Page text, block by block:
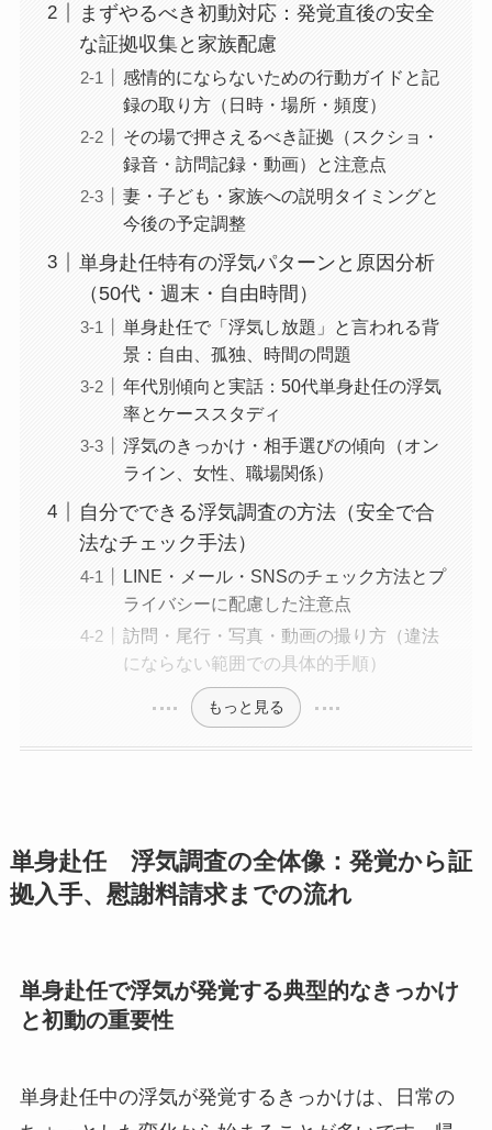
まずやるべき初動対応：発覚直後の安全
な証拠収集と家族配慮
感情的にならないための行動ガイドと記
録の取り方（日時・場所・頻度）
その場で押さえるべき証拠（スクショ・
録音・訪問記録・動画）と注意点
妻・子ども・家族への説明タイミングと
今後の予定調整
単身赴任特有の浮気パターンと原因分析
（50代・週末・自由時間）
単身赴任で「浮気し放題」と言われる背
景：自由、孤独、時間の問題
年代別傾向と実話：50代単身赴任の浮気
率とケーススタディ
浮気のきっかけ・相手選びの傾向（オン
ライン、女性、職場関係）
自分でできる浮気調査の方法（安全で合
法なチェック手法）
LINE・メール・SNSのチェック方法とプ
ライバシーに配慮した注意点
訪問・尾行・写真・動画の撮り方（違法
にならない範囲での具体的手順）
もっと見る
単身赴任 浮気調査の全体像：発覚から証
拠入手、慰謝料請求までの流れ
単身赴任で浮気が発覚する典型的なきっかけ
と初動の重要性
単身赴任中の浮気が発覚するきっかけは、日常の